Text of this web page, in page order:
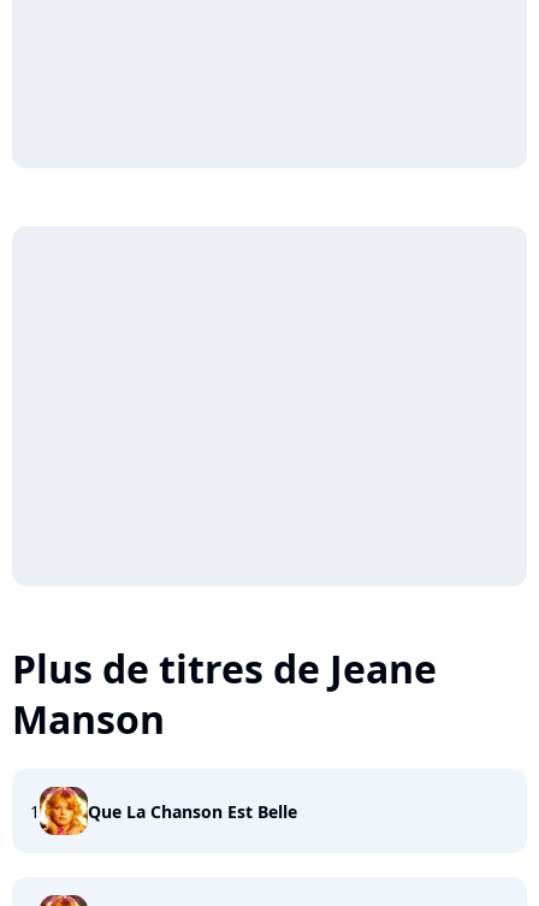
Plus de titres de Jeane
Manson
1 Que La Chanson Est Belle